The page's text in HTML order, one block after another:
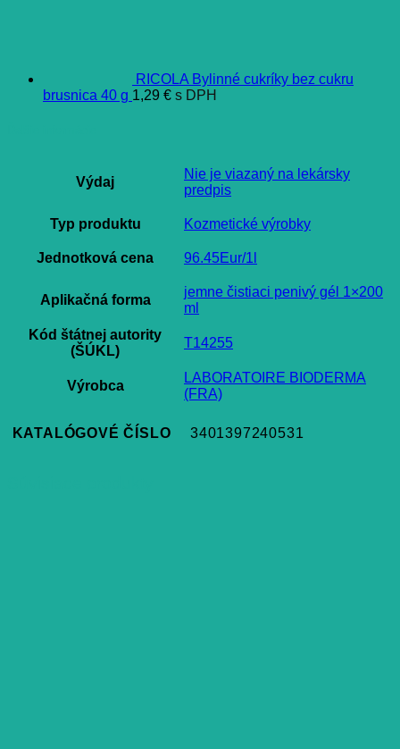
RICOLA Bylinné cukríky bez cukru
brusnica 40 g 1,29 € s DPH
Výdaj
Nie je viazaný na lekársky
predpis
Typ produktu Kozmetické výrobky
Jednotková cena 96.45Eur/1l
Aplikačná forma
jemne čistiaci penivý gél 1×200
ml
Kód štátnej autority
(ŠÚKL)
T14255
Výrobca
LABORATOIRE BIODERMA
(FRA)
KATALÓGOVÉ ČÍSLO 3401397240531